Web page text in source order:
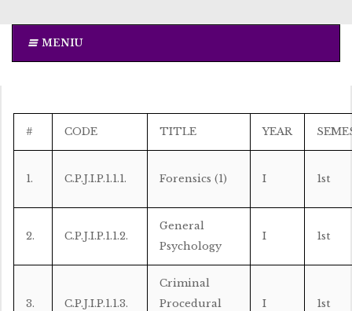
MENIU
# CODE TITLE YEAR
1. C.P.J.I.P.1.1.1. Forensics (1) I 1st
2. C.P.J.I.P.1.1.2.
General
Psychology
I 1st
3. C.P.J.I.P.1.1.3.
Criminal
Procedural
I 1st